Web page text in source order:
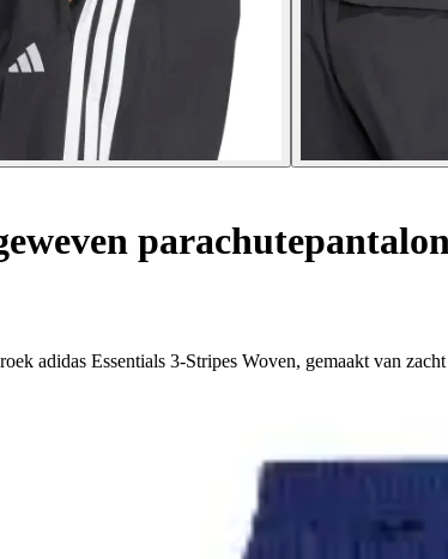
adidas Essentials 3-Stripes Woven, gemaakt van